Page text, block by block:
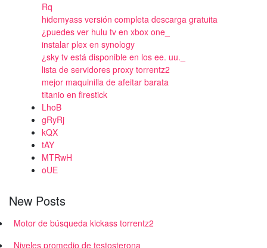
Rq
hidemyass versión completa descarga gratuita
¿puedes ver hulu tv en xbox one_
instalar plex en synology
¿sky tv está disponible en los ee. uu._
lista de servidores proxy torrentz2
mejor maquinilla de afeitar barata
titanio en firestick
LhoB
gRyRj
kQX
tAY
MTRwH
oUE
New Posts
Motor de búsqueda kickass torrentz2
Niveles promedio de testosterona